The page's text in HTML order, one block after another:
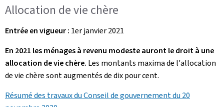
Allocation de vie chère
Entrée en vigueur : 1er janvier 2021
En 2021 les ménages à revenu modeste auront le droit à une
allocation de vie chère. Les montants maxima de l'allocation
de vie chère sont augmentés de dix pour cent.
Résumé des travaux du Conseil de gouvernement du 20